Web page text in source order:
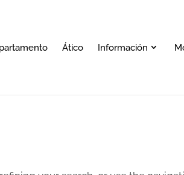
Ático Información